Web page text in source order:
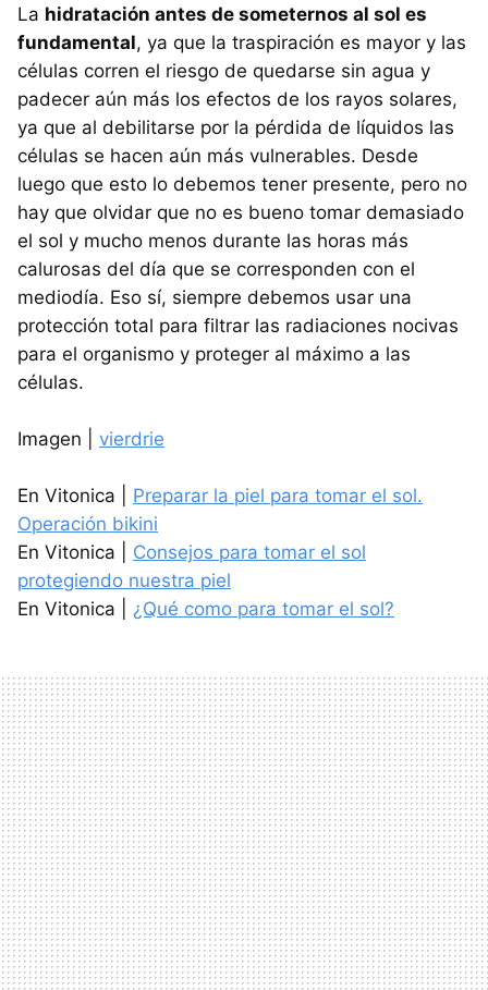
La hidratación antes de someternos al sol es
fundamental, ya que la traspiración es mayor y las
células corren el riesgo de quedarse sin agua y
padecer aún más los efectos de los rayos solares,
ya que al debilitarse por la pérdida de líquidos las
células se hacen aún más vulnerables. Desde
luego que esto lo debemos tener presente, pero no
hay que olvidar que no es bueno tomar demasiado
el sol y mucho menos durante las horas más
calurosas del día que se corresponden con el
mediodía. Eso sí, siempre debemos usar una
protección total para filtrar las radiaciones nocivas
para el organismo y proteger al máximo a las
células.
Imagen | vierdrie
En Vitonica | Preparar la piel para tomar el sol.
Operación bikini
En Vitonica | Consejos para tomar el sol
protegiendo nuestra piel
En Vitonica | ¿Qué como para tomar el sol?